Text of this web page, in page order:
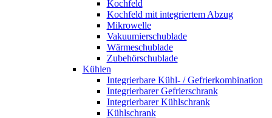
Kochfeld
Kochfeld mit integriertem Abzug
Mikrowelle
Vakuumierschublade
Wärmeschublade
Zubehörschublade
Kühlen
Integrierbare Kühl- / Gefrierkombination
Integrierbarer Gefrierschrank
Integrierbarer Kühlschrank
Kühlschrank